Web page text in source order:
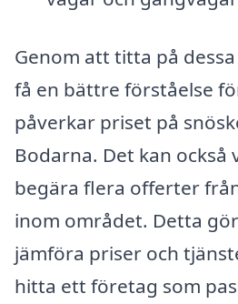
Genom att titta på
få en bättre förståelse
påverkar priset på
Bodarna. Det kan också
begära flera offerter
inom området. Detta
jämföra priser och
hitta ett företag som